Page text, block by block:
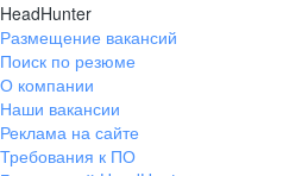
HeadHunter
Размещение вакансий
Поиск по резюме
О компании
Наши вакансии
Реклама на сайте
Требования к ПО